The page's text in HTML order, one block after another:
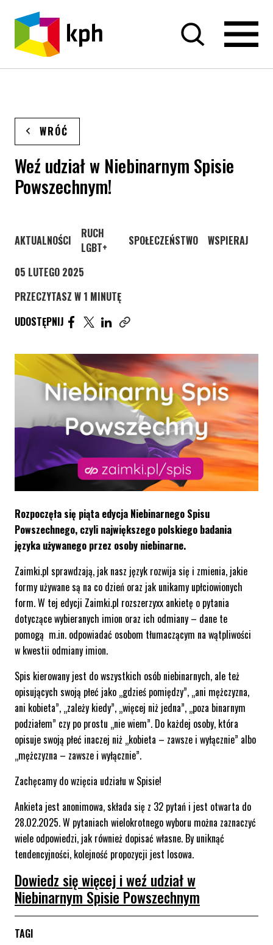
PRZEJDŹ DO TREŚCI
WRÓĆ
Weź udział w Niebinarnym Spisie
Powszechnym!
STRONA KATEGORII WPISÓW
AKTUALNOŚCI
STRONA KATEGORII WPISÓW
RUCH
LGBT+
STRONA KATEGORII WPISÓW
SPOŁECZEŃSTWO STRONA
WSPIERAJ
05 LUTEGO 2025
PRZECZYTASZ W 1 MINUTĘ
UDOSTĘPNIJ
UDOSTĘPNIJ ARTYKUŁ NA FACEBOOK. STRONA
UDOSTĘPNIJ ARTYKUŁ NA TWITTER.
UDOSTĘPNIJ ARTYKUŁ NA LINKEDIN.
Rozpoczęła się piąta edycja Niebinarnego Spisu
Powszechnego, czyli największego polskiego badania
języka używanego przez osoby niebinarne.
Zaimki.pl sprawdzają, jak nasz język rozwija się i zmienia, jakie
formy używane są na co dzień oraz jak unikamy upłciowionych
form. W tej edycji Zaimki.pl rozszerzyxx ankietę o pytania
dotyczące wybieranych imion oraz ich odmiany – dane te
pomogą m.in. odpowiadać osobom tłumaczącym na wątpliwości
w kwestii odmiany imion.
Spis kierowany jest do wszystkich osób niebinarnych, ale też
opisujących swoją płeć jako „gdzieś pomiędzy”, „ani mężczyzna,
ani kobieta”, „zależy kiedy”, „więcej niż jedna”, „poza binarnym
podziałem” czy po prostu „nie wiem”. Do każdej osoby, która
opisuje swoją płeć inaczej niż „kobieta – zawsze i wyłącznie” albo
„mężczyzna – zawsze i wyłącznie”.
Zachęcamy do wzięcia udziału w Spisie!
Ankieta jest anonimowa, składa się z 32 pytań i jest otwarta do
28.02.2025. W pytaniach wielokrotnego wyboru można zaznaczyć
wiele odpowiedzi, jak również dopisać własne. By uniknąć
tendencyjności, kolejność propozycji jest losowa.
Dowiedz się więcej i weź udział w
Niebinarnym Spisie Powszechnym
TAGI